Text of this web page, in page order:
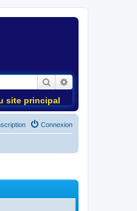
Rechercher
site principal
Connexion